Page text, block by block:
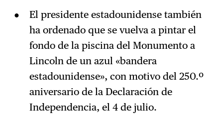
El presidente estadounidense también
ha ordenado que se vuelva a pintar el
fondo de la piscina del Monumento a
Lincoln de un azul «bandera
estadounidense», con motivo del 250.º
aniversario de la Declaración de
Independencia, el 4 de julio.